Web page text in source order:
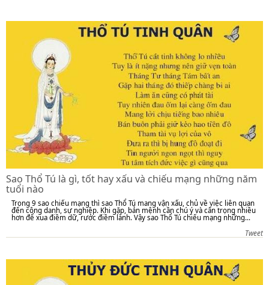
Sao Thổ Tú là gì, tốt hay xấu và chiếu mạng những năm
tuổi nào
Trong 9 sao chiếu mạng thì sao Thổ Tú mang vận xấu, chủ về việc liên quan
đến công danh, sự nghiệp. Khi gặp, bản mệnh cần chú ý và cẩn trọng nhiều
hơn để xua điềm dữ, rước điềm lành. Vậy sao Thổ Tú chiếu mạng những...
Tweet